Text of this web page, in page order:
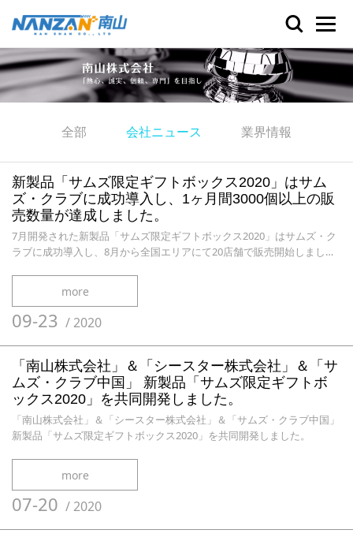
全部 会社ニュース 業界情報
新製品「サムズ限定ギフトボックス2020」はサム
ズ・クラブに成功導入し、1ヶ月間3000個以上の販
売数量が達成しました。
7月開発された新製品「サムズ限定ギフトボックス2020」はサムズ・ク
ラブに成功導入し、8月から全国エリアにて20店舗で販売開始しまし
more
09-23 /2020
「南山株式会社」＆「シースター株式会社」＆「サ
ムズ・クラブ中国」 新製品「サムズ限定ギフトボ
ックス2020」を共同開発しました。
「南山株式会社」＆「シースター株式会社」＆「サムズ・クラブ中国」
新製品「サムズ限定ギフトボックス2020」を共同開発しました。
more
07-20 /2020